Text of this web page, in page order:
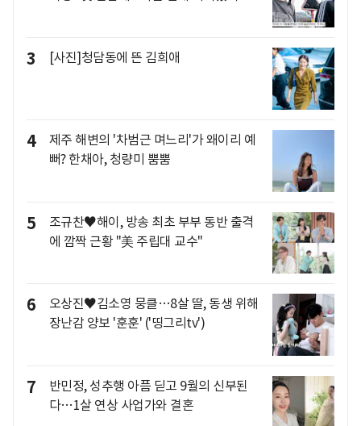
3 [사진]청담동에 뜬 김희애
4
제주 해변의 '차범근 며느리'가 왜이리 예
뻐? 한채아, 청량미 뿜뿜
5
조규찬♥해이, 방송 최초 부부 동반 출격
에 깜짝 근황 "美 주립대 교수"
6
오상진♥김소영 뭉클…8살 딸, 동생 위해
장난감 양보 '훈훈' ('띵그리tv')
7
반민정, 성추행 아픔 딛고 9월의 신부된
다…1살 연상 사업가와 결혼